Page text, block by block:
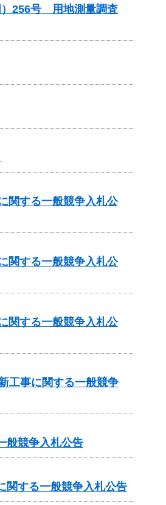
）256号 用地測量調査
関する一般競争入札公
関する一般競争入札公
関する一般競争入札公
工事に関する一般競争
般競争入札公告
関する一般競争入札公告